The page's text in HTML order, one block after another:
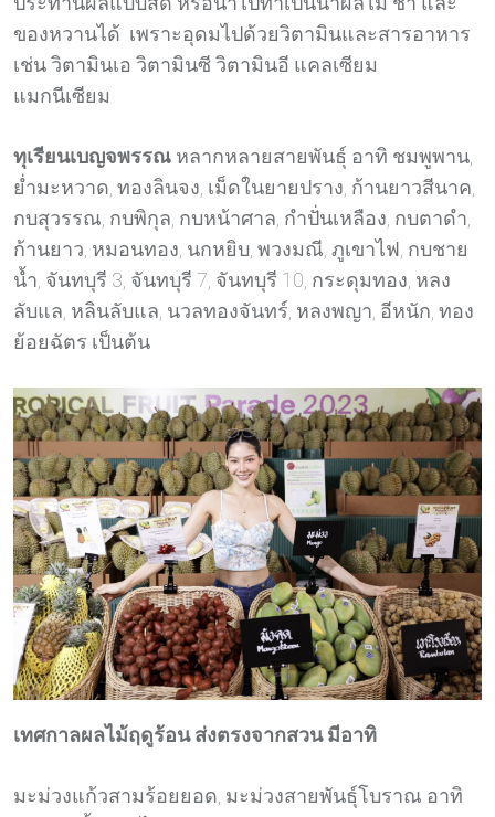
ของหวานได้ เพราะอุดมไปด้วยวิตามินและสารอาหาร
เช่น วิตามินเอ วิตามินซี วิตามินอี แคลเซียม
แมกนีเซียม
ทุเรียนเบญจพรรณ หลากหลายสายพันธุ์ อาทิ ชมพูพาน,
ย่ำมะหวาด, ทองลินจง, เม็ดในยายปราง, ก้านยาวสีนาค,
กบสุวรรณ, กบพิกุล, กบหน้าศาล, กำปั่นเหลือง, กบตาดำ,
ก้านยาว, หมอนทอง, นกหยิบ, พวงมณี, ภูเขาไฟ, กบชาย
น้ำ, จันทบุรี 3, จันทบุรี 7, จันทบุรี 10, กระดุมทอง, หลง
ลับแล, หลินลับแล, นวลทองจันทร์, หลงพญา, อีหนัก, ทอง
ย้อยฉัตร เป็นต้น
เทศกาลผลไม้ฤดูร้อน ส่งตรงจากสวน มีอาทิ
มะม่วงแก้วสามร้อยยอด, มะม่วงสายพันธุ์โบราณ อาทิ